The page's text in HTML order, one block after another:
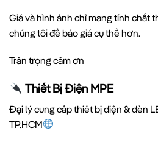
Giá và hình ảnh chỉ mang tính chất
chúng tôi để báo giá cụ thể hơn.
Trân trọng cảm ơn
Thiết Bị Điện MPE
Đại lý cung cấp thiết bị điện & đèn
TP.HCM